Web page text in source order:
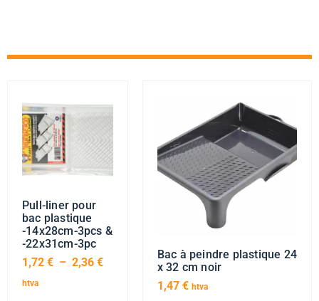
Pull-liner pour
bac plastique
-14x28cm-3pcs &
-22x31cm-3pc
1,72 € – 2,36 €
htva
Bac à peindre plastique 24
x 32 cm noir
1,47 € htva